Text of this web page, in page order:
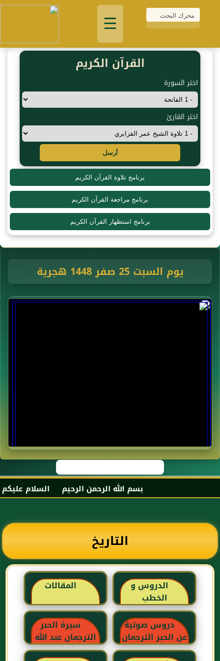
☰
القرآن الكريم
اختر السورة
اختر القارئ
أرسل
برنامج تلاوة القرآن الكريم
برنامج مراجعة القرآن الكريم
برنامج استظهار القرآن الكريم
يوم السبت 25 صفر 1448 هجرية
بسم الله الرحمن الرحيم السلام عليكم
التاريخ
الدروس و
الخطب
المقالات
دروس صوتية
عن الحبر الترجمان
سيرة الحبر
الترجمان عبد الله
بن عباس رضي